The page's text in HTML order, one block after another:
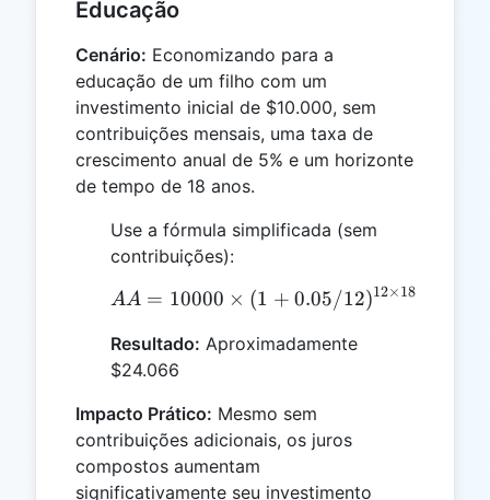
Educação
Cenário: Economizando para a
educação de um filho com um
investimento inicial de $10.000, sem
contribuições mensais, uma taxa de
crescimento anual de 5% e um horizonte
de tempo de 18 anos.
Use a fórmula simplificada (sem
contribuições):
AA = 10000 \times (1
AA = 10000 × (1 + 0.05/12)12×18
Resultado: Aproximadamente
$24.066
Impacto Prático: Mesmo sem
contribuições adicionais, os juros
compostos aumentam
significativamente seu investimento